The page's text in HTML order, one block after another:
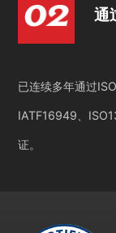
通
已连续多年通过
IATF16949、
证。